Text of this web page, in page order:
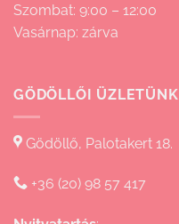
Szombat: 9:00 – 12:00
Vasárnap: zárva
GÖDÖLLŐI ÜZLETÜNK
Gödöllő, Palotakert 18.
+36 (20) 98 57 417